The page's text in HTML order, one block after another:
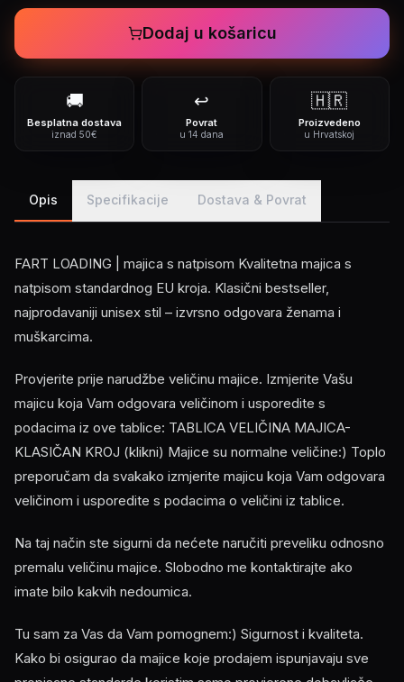
Dodaj u košaricu
🚚
Besplatna dostava
iznad 50€
↩️
Povrat
u 14 dana
🇭🇷
Proizvedeno
u Hrvatskoj
Opis Specifikacije Dostava & Povrat
FART LOADING | majica s natpisom Kvalitetna majica s
natpisom standardnog EU kroja. Klasični bestseller,
najprodavaniji unisex stil – izvrsno odgovara ženama i
muškarcima.
Provjerite prije narudžbe veličinu majice. Izmjerite Vašu
majicu koja Vam odgovara veličinom i usporedite s
podacima iz ove tablice: TABLICA VELIČINA MAJICA-
KLASIČAN KROJ (klikni) Majice su normalne veličine:) Toplo
preporučam da svakako izmjerite majicu koja Vam odgovara
veličinom i usporedite s podacima o veličini iz tablice.
Na taj način ste sigurni da nećete naručiti preveliku odnosno
premalu veličinu majice. Slobodno me kontaktirajte ako
imate bilo kakvih nedoumica.
Tu sam za Vas da Vam pomognem:) Sigurnost i kvaliteta.
Kako bi osigurao da majice koje prodajem ispunjavaju sve